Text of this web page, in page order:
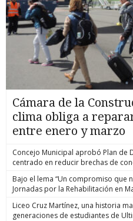
Cámara de la
clima obliga a
entre enero y marzo
Concejo Municipal aprobó Plan de
centrado en reducir brechas de
Bajo el lema “Un compromiso que
Jornadas por la Rehabilitación en
Liceo Cruz Martínez, una historia
generaciones de estudiantes de